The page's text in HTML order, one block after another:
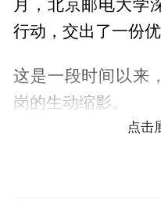
月，北京邮电大学
行动，交出了一份优
这是一段时间以来
岗的生动缩影。
施就业岗位挖潜扩
点击